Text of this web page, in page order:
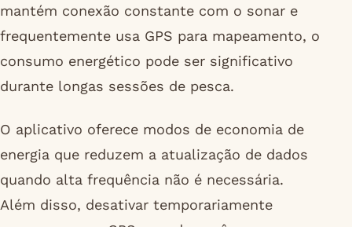
mantém conexão constante com o sonar e
frequentemente usa GPS para mapeamento, o
consumo energético pode ser significativo
durante longas sessões de pesca.
O aplicativo oferece modos de economia de
energia que reduzem a atualização de dados
quando alta frequência não é necessária.
Além disso, desativar temporariamente